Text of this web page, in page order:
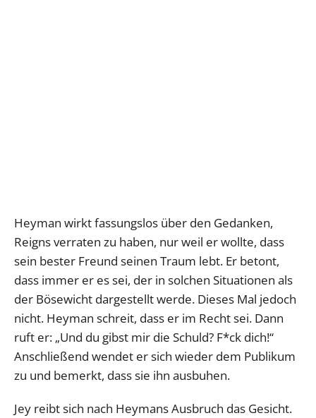
Heyman wirkt fassungslos über den Gedanken,
Reigns verraten zu haben, nur weil er wollte, dass
sein bester Freund seinen Traum lebt. Er betont,
dass immer er es sei, der in solchen Situationen als
der Bösewicht dargestellt werde. Dieses Mal jedoch
nicht. Heyman schreit, dass er im Recht sei. Dann
ruft er: „Und du gibst mir die Schuld? F*ck dich!“
Anschließend wendet er sich wieder dem Publikum
zu und bemerkt, dass sie ihn ausbuhen.
Jey reibt sich nach Heymans Ausbruch das Gesicht.